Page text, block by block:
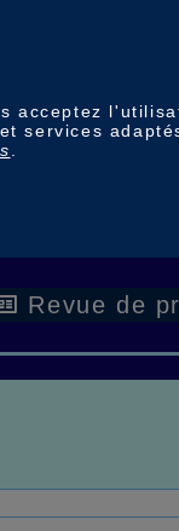
acceptez
services
Revue de